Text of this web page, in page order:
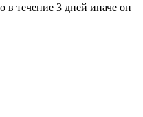
в течение 3 дней иначе он